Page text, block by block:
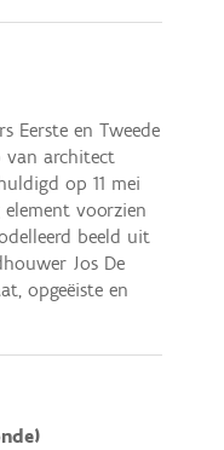
Eerste en Tweede
van architect
op 11 mei
voorzien
beeld uit
Jos De
opgeëiste en